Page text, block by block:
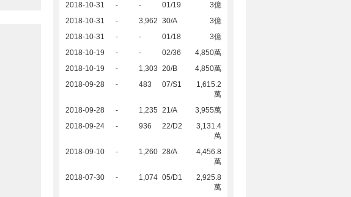
2018-10-31
- - 01/19
3億
2018-10-31
- 3,962 30/A
3億
2018-10-31
- - 01/18
3億
2018-10-19
- - 02/36
4,850萬
2018-10-19
- 1,303 20/B
4,850萬
2018-09-28
- 483 07/S1
1,615.2
萬
2018-09-28
- 1,235 21/A
3,955萬
2018-09-24
- 936 22/D2
3,131.4
萬
2018-09-10
- 1,260 28/A
4,456.8
萬
2018-07-30
- 1,074 05/D1
2,925.8
萬